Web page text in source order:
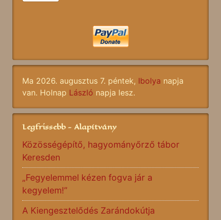
Ma 2026. augusztus 7. péntek, Ibolya napja
van. Holnap László napja lesz.
Legfrissebb - Alapítvány
Közösségépítő, hagyományőrző tábor
Keresden
„Fegyelemmel kézen fogva jár a
kegyelem!”
A Kiengesztelődés Zarándokútja